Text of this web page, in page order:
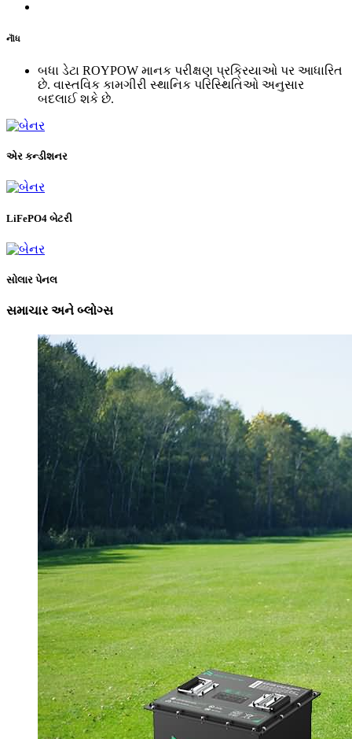
નૉૅધ
બધા ડેટા ROYPOW માનક પરીક્ષણ પ્રક્રિયાઓ પર આધારિત
છે. વાસ્તવિક કામગીરી સ્થાનિક પરિસ્થિતિઓ અનુસાર
બદલાઈ શકે છે.
એર કન્ડીશનર
LiFePO4 બેટરી
સોલાર પેનલ
સમાચાર અને બ્લોગ્સ